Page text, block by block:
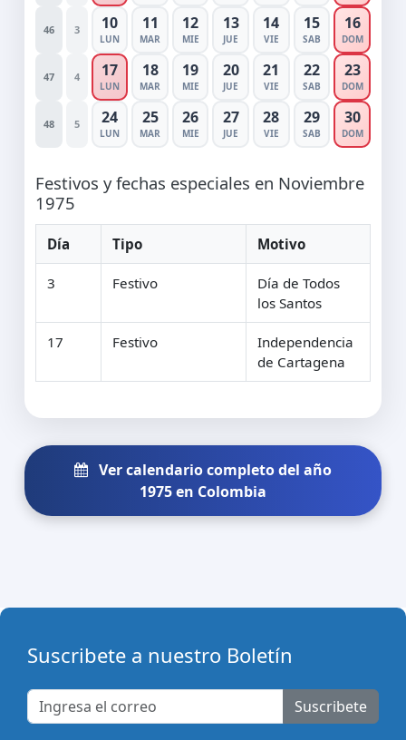
46 3 10
LUN
11
MAR
12
MIE
13
JUE
14
VIE
15
SAB
16
DOM
47 4 17
LUN
18
MAR
19
MIE
20
JUE
21
VIE
22
SAB
23
DOM
48 5 24
LUN
25
MAR
26
MIE
27
JUE
28
VIE
29
SAB
30
DOM
Festivos y fechas especiales en Noviembre
1975
Día Tipo Motivo
3 Festivo
Día de Todos
los Santos
17 Festivo
Independencia
de Cartagena
Ver calendario completo del año
1975 en Colombia
Suscribete a nuestro Boletín
Suscribete